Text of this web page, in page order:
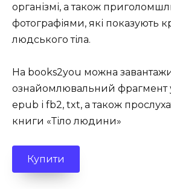
організмі, а також
фотографіями, які показують
людського тіла.
На books2you можна
ознайомлювальний фрагмент
epub і fb2, txt, а також
книги «Тіло людини»
Купити